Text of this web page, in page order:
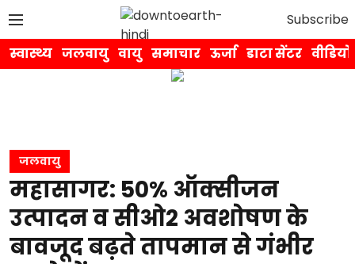
Subscribe
स्वास्थ्य जलवायु वायु समाचार ऊर्जा डाटा सेंटर वीडियो
जलवायु
महासागर: 50% ऑक्सीजन
उत्पादन व सीओ2 अवशोषण के
बावजूद बढ़ते तापमान से गंभीर